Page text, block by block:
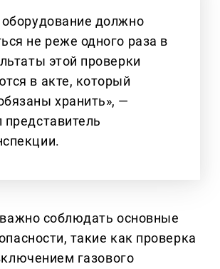
оборудование должно
не реже одного раза в
этой проверки
в акте, который
хранить», —
представитель
соблюдать основные
такие как проверка
газового